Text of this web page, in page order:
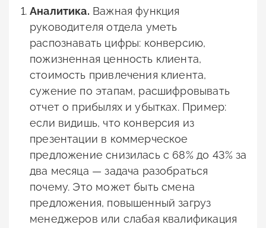
Аналитика. Важная функция
руководителя отдела уметь
распознавать цифры: конверсию,
пожизненная ценность клиента,
стоимость привлечения клиента,
сужение по этапам, расшифровывать
отчет о прибылях и убытках. Пример:
если видишь, что конверсия из
презентации в коммерческое
предложение снизилась с 68% до 43% за
два месяца — задача разобраться
почему. Это может быть смена
предложения, повышенный загруз
менеджеров или слабая квалификация